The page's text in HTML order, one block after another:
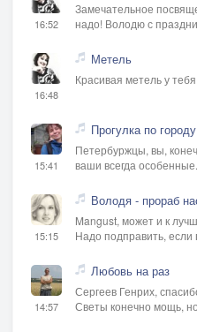
16:52
Замечательное
надо! Володю с
16:48
Метель
Красивая метель у
15:41
Прогулка по городу
Петербуржцы, вы,
ваши всегда особенные.
15:15
Володя - прораб
Mangust, может и к
Надо подправить, если
14:57
Любовь на раз
Сергеев Генрих,
Светы конечно мощь,